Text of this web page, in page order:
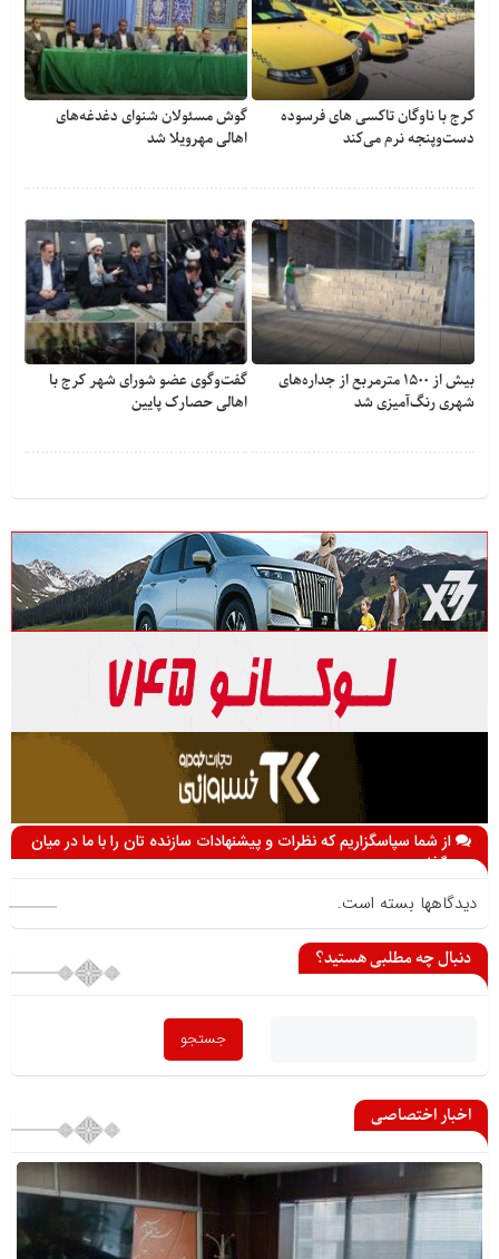
کرج با ناوگان تاکسی های فرسوده
دست‌وپنجه نرم می‌کند
گوش مسئولان شنوای دغدغه‎‌های
اهالی مهرویلا شد
بیش از ۱۵۰۰ مترمربع از جداره‌های
شهری رنگ‌آمیزی شد
گفت‌وگوی عضو شورای شهر کرج با
اهالی حصارک پایین
از شما سپاسگزاریم که نظرات و پیشنهادات سازنده تان را با ما در میان
می گذارید
دیدگاهها بسته است.
دنبال چه مطلبی هستید؟
اخبار اختصاصی